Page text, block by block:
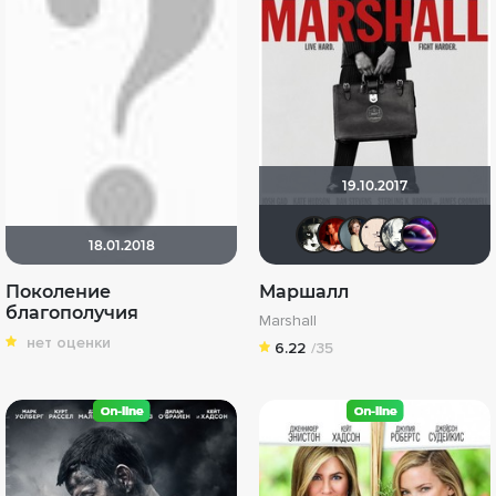
18.01.2018
Поколение
благополучия
нет оценки
19.10.2017
kinoaman
FemiDa
Маршалл
Marshall
6.22 /35